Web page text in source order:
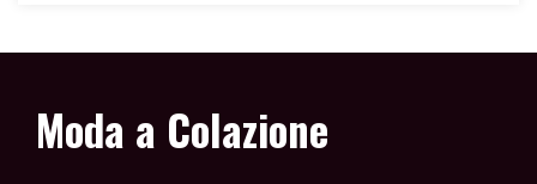
Moda a Colazione